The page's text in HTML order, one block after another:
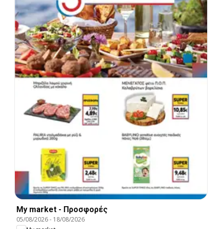
My market - Προσφορές
05/08/2026- 18/08/2026